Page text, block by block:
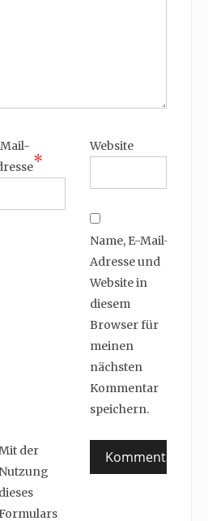
*
Website
Name, E-Mail-
Adresse und
Website in
diesem
Browser für
meinen
nächsten
Kommentar
speichern.
der
Nutzung
dieses